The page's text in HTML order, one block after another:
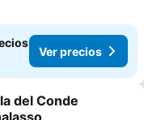
Ver precios
favoritos
del Conde